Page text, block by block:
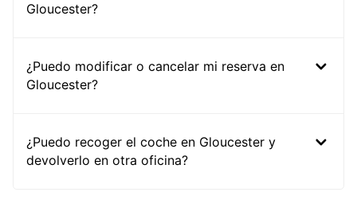
Gloucester?
¿Puedo modificar o cancelar mi reserva en
Gloucester?
¿Puedo recoger el coche en Gloucester y
devolverlo en otra oficina?